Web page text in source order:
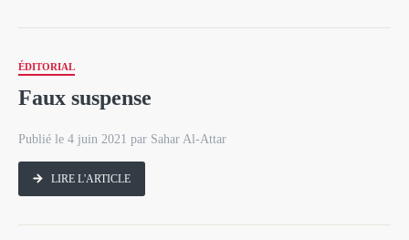
ÉDITORIAL
Faux suspense
Publié le 4 juin 2021 par Sahar Al-Attar
LIRE L'ARTICLE